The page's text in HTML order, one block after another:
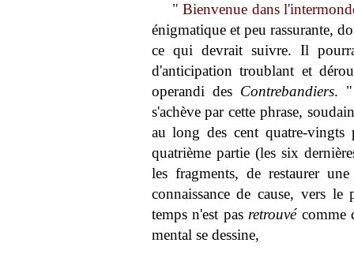
" Bienvenue dans
énigmatique et peu rassurante,
ce qui devrait suivre. Il
d'anticipation troublant et
operandi des Contrebandiers. "
s'achève par cette phrase,
au long des cent quatre-
quatrième partie (les six
les fragments, de restaurer
connaissance de cause, vers
temps n'est pas retrouvécomme
mental se dessine,